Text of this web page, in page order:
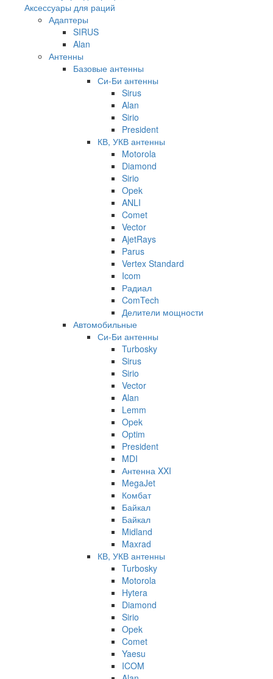
Аксессуары для раций
Адаптеры
SIRUS
Alan
Антенны
Базовые антенны
Си-Би антенны
Sirus
Alan
Sirio
President
КВ, УКВ антенны
Motorola
Diamond
Sirio
Opek
ANLI
Comet
Vector
AjetRays
Parus
Vertex Standard
Icom
Радиал
ComTech
Делители мощности
Автомобильные
Си-Би антенны
Turbosky
Sirus
Sirio
Vector
Alan
Lemm
Opek
Optim
President
MDI
Антенна XXI
MegaJet
Комбат
Байкал
Байкал
Midland
Maxrad
КВ, УКВ антенны
Turbosky
Motorola
Hytera
Diamond
Sirio
Opek
Comet
Yaesu
ICOM